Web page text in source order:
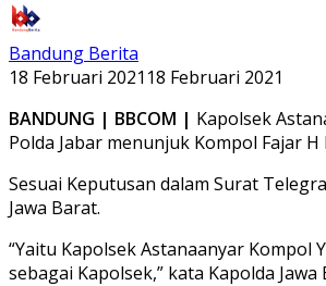
Bandung Berita
18 Februari 2021 18 Februari 2021
BANDUNG | BBCOM | Kapolsek
Polda Jabar menunjuk Kompol Fajar
Sesuai Keputusan dalam Surat
Jawa Barat.
“Yaitu Kapolsek Astanaanyar
sebagai Kapolsek,” kata Kapolda